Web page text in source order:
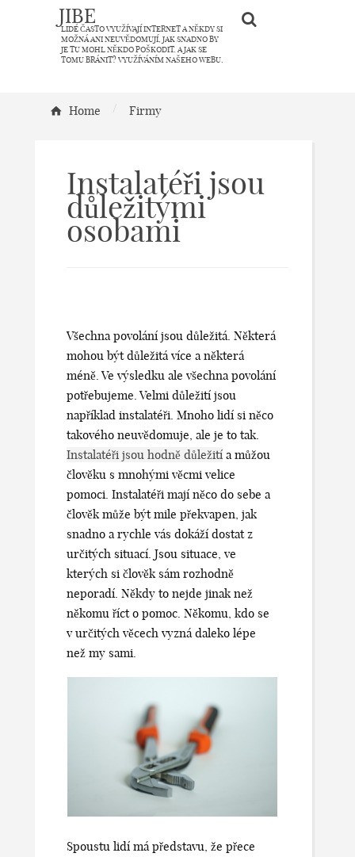
JIBE
LIDÉ ČASTO VYUŽÍVAJÍ INTERNET A NĚKDY SI
MOŽNÁ ANI NEUVĚDOMUJÍ, JAK SNADNO BY
JE TU MOHL NĚKDO POŠKODIT. A JAK SE
TOMU BRÁNIT? VYUŽÍVÁNÍM NAŠEHO WEBU.
Home / Firmy
Instalatéři jsou
důležitými
osobami
Všechna povolání jsou důležitá. Některá
mohou být důležitá více a některá
méně. Ve výsledku ale všechna povolání
potřebujeme. Velmi důležití jsou
například instalatéři. Mnoho lidí si něco
takového neuvědomuje, ale je to tak.
Instalatéři jsou hodně důležití a můžou
člověku s mnohými věcmi velice
pomoci. Instalatéři mají něco do sebe a
člověk může být mile překvapen, jak
snadno a rychle vás dokáží dostat z
určitých situací. Jsou situace, ve
kterých si člověk sám rozhodně
neporadí. Někdy to nejde jinak než
někomu říct o pomoc. Někomu, kdo se
v určitých věcech vyzná daleko lépe
než my sami.
Spoustu lidí má představu, že přece